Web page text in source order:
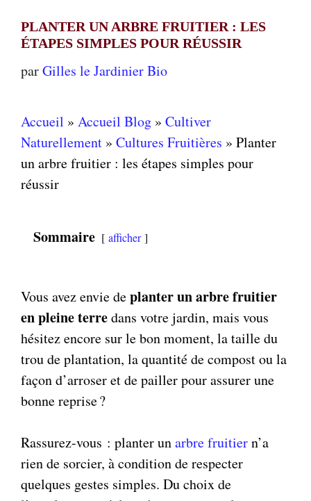
PLANTER UN ARBRE FRUITIER : LES
ÉTAPES SIMPLES POUR RÉUSSIR
parGilles le Jardinier Bio
Accueil » Accueil Blog » Cultiver
Naturellement » Cultures Fruitières » Planter
un arbre fruitier : les étapes simples pour
réussir
Sommaire afficher
Vous avez envie deplanter un arbre fruitier
en pleine terredans votre jardin, mais vous
hésitez encore sur le bon moment, la taille du
trou de plantation, la quantité de compost ou la
façon d’arroser et de pailler pour assurer une
bonne reprise ?
Rassurez-vous : planter unarbre fruitiern’a
rien de sorcier, à condition de respecter
quelques gestes simples. Du choix de